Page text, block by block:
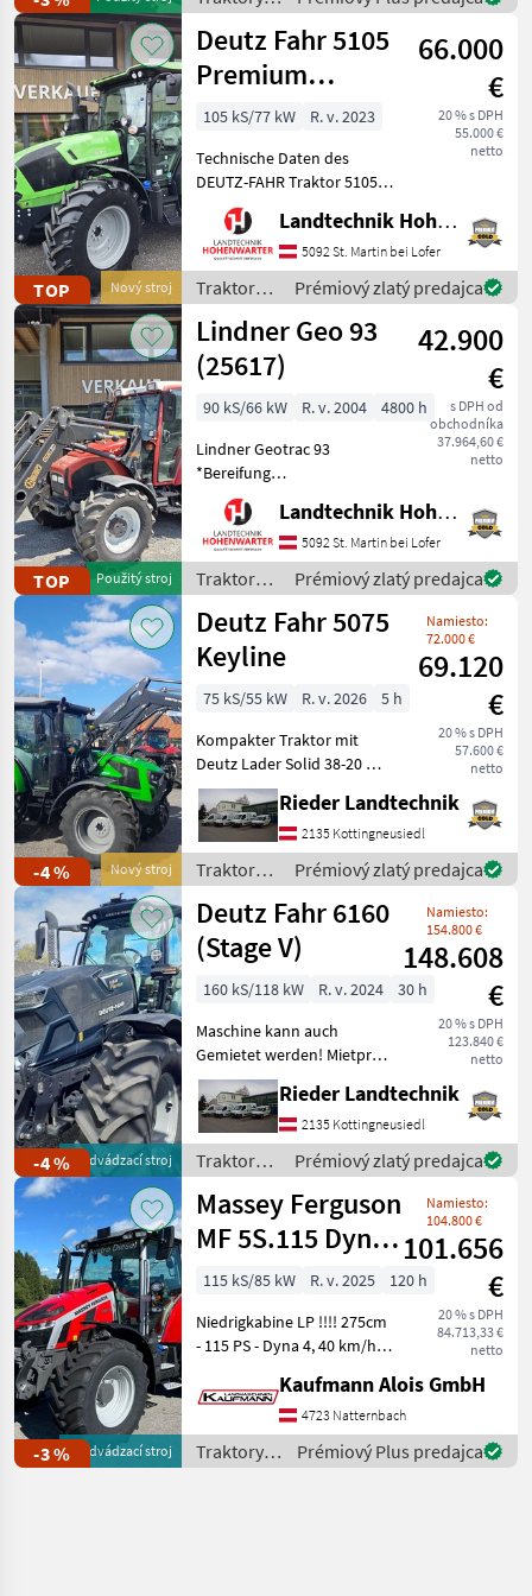
Vorderachse - Getriebe:
Stufe
Case IH
TOP Nový stroj
Deutz Fahr 5105
Premium
(15955)
66.000
€
20 % s DPH
55.000 €
netto
105 kS/77 kW
R. v. 2023
Technische Daten des
DEUTZ-FAHR Traktor 5105
Premium > Baujahr: 2023 >
PS/KW: 105 PS > Modell:
Premium (Stage V) >
Lenksäule schwenk- und
teleskopierbar > Aerofit S
Landtechnik Hohenwarter GmbH
5092 St. Martin bei Lofer
Traktory /
Deutz
Fahr
Prémiový zlatý predajca
TOP Použitý stroj
Lindner Geo 93
(25617)
42.900
€
s DPH od
obchodníka
37.964,60 €
netto
90 kS/66 kW R. v. 2004
4800 h
Lindner Geotrac 93
*Bereifung
540/65R30+420/65R20 *2
DWS *EHR *Klimaanlage
*Hydr.Anhängerbremse
*Rundumleuchte
*Zusatzscheinwerfer
*Einhebelsteuergerät
*Faster Multi
Landtechnik Hohenwarter GmbH
5092 St. Martin bei Lofer
Traktory /
Lindner
Prémiový zlatý predajca
-4 % Nový stroj
Deutz Fahr 5075
Keyline
Namiesto:
72.000 €
69.120
€
20 % s DPH
57.600 €
netto
75 kS/55 kW R. v. 2026
5 h
Kompakter Traktor mit
Deutz Lader Solid 38-20 mit
3 Funktion und Dämpfung
Comfort Drive. Zusätzlich
Wiederholscheinwerfer ,
voll geschweißte Felgen ,
Freisichtdach
Rieder Landtechnik
2135 Kottingneusiedl
Traktory /
Deutz
Fahr
Prémiový zlatý predajca
-4 % predvádzací stroj
Deutz Fahr 6160
(Stage V)
Namiesto:
154.800 €
148.608
€
20 % s DPH
123.840 €
netto
160 kS/118 kW R. v. 2024
30 h
Maschine kann auch
Gemietet werden! Mietpreis
: € 38, - exkl. MwSt. Modell:
Powershift ohne Frontlader
Anbaukonsolen,
Beifahrersitz gepolstert mit
Sicherheitsgur
Rieder Landtechnik
2135 Kottingneusiedl
Traktory /
Deutz
Fahr
Prémiový zlatý predajca
-3 % predvádzací stroj
Massey Ferguson
MF 5S.115 Dyna-
4 Efficient
Namiesto:
104.800 €
101.656
€
20 % s DPH
84.713,33 €
netto
115 kS/85 kW R. v. 2025
120 h
Niedrigkabine LP !!!! 275cm
- 115 PS - Dyna 4, 40 km/h
Hydraulikpumpe - Load
Sensing - 4 DW Steuergeräte
am Heck (2 elektrisch, 2
mechan
Kaufmann Alois GmbH
4723 Natternbach
Traktory /
Massey
Prémiový Plus predajca